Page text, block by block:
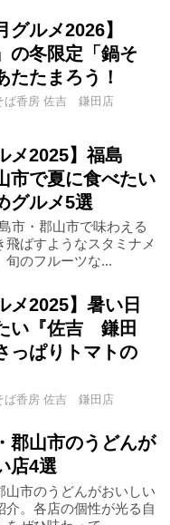
見町
西会津町
栄村
町 三島町
町
野町
吹町
川村
グルメ2026】
の冬限定「鍋そ
たたまろう！
ば香房 佐吉 鎌田店
メ2025】福島
市で夏に食べたい
グルメ5選
市・郡山市で味わえる
飛ばすようなスタミナメ
旬のフルーツな...
メ2025】暑い日
い『佐吉 鎌田
っぱりトマトの
ば香房 佐吉 鎌田店
郡山市のうどんが
店4選
山市のうどんがおいしい
介。各店の個性が光る自